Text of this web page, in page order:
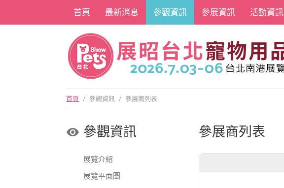
首頁 最新消息 參觀資訊 參展資訊 活動資訊
首頁 / 參觀資訊 / 參展商列表
參觀資訊
展覽介紹
展覽平面圖
參展商列表